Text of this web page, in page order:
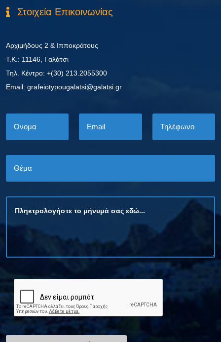
Στοιχεία Επικοινωνίας
Αρχιμήδους 2 & Ιπποκράτους
Τ.Κ.: 11146, Γαλάτσι
Τηλ. Κέντρο: +(30) 213.2055300
Εmail: grafeiotypougalatsi@galatsi.gr